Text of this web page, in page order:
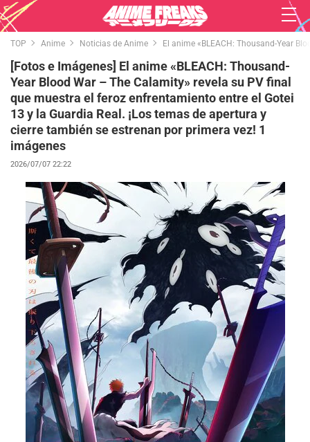
TOP Anime Noticias de Anime El anime «BLEACH: Thousand-Year
[Fotos e Imágenes] El anime «BLEACH: Thousand-
Year Blood War – The Calamity» revela su PV final
que muestra el feroz enfrentamiento entre el Gotei
13 y la Guardia Real. ¡Los temas de apertura y
cierre también se estrenan por primera vez! 1
imágenes
2026/07/07 22:22